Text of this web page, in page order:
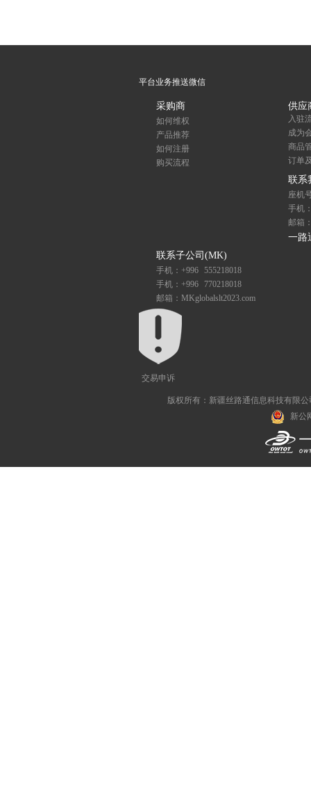
平台业务推送微信
采购商
如何维权
产品推荐
如何注册
购买流程
供应
入驻
成为
商品
订单
联系
座机
手机
邮箱
一路
联系子公司(MK)
手机：+996 555218018
手机：+996 770218018
邮箱：MKglobalslt2023.com
交易申诉
版权所有：新疆丝路通信息科技有限
新公